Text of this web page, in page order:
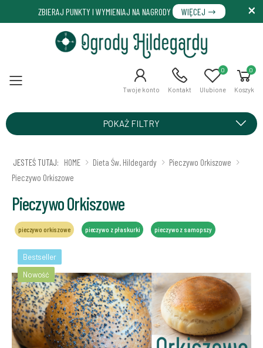
ZBIERAJ PUNKTY I WYMIENIAJ NA NAGRODY WIĘCEJ
Menu Twoje konto Kontakt Ulubione
0 0
Koszyk
POKAŻ FILTRY
JESTEŚ TUTAJ: HOME Dieta Św. Hildegardy
Pieczywo Orkiszowe
Pieczywo Orkiszowe
Pieczywo Orkiszowe
pieczywo orkiszowe pieczywo z płaskurki pieczywo z samopszy
Bestseller
Nowość